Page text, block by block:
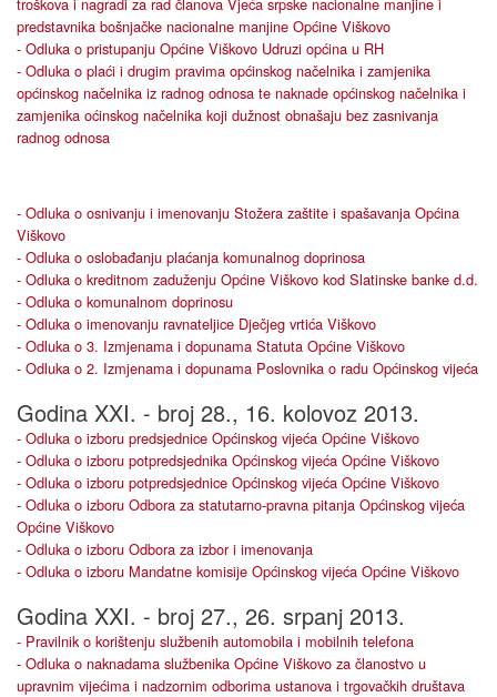
predstavnika bošnjačke nacionalne manjine Općine Viškovo
- Odluka o pristupanju Općine Viškovo Udruzi općina u RH
- Odluka o plaći i drugim pravima općinskog načelnika i zamjenika
općinskog načelnika iz radnog odnosa te naknade općinskog načelnika i
zamjenika oćinskog načelnika koji dužnost obnašaju bez zasnivanja
radnog odnosa
- Odluka o osnivanju i imenovanju Stožera zaštite i spašavanja Općina
Viškovo
- Odluka o oslobađanju plaćanja komunalnog doprinosa
- Odluka o kreditnom zaduženju Općine Viškovo kod Slatinske banke d.d.
- Odluka o komunalnom doprinosu
- Odluka o imenovanju ravnateljice Dječjeg vrtića Viškovo
- Odluka o 3. Izmjenama i dopunama Statuta Općine Viškovo
- Odluka o 2. Izmjenama i dopunama Poslovnika o radu Općinskog vijeća
Godina XXI. - broj 28., 16. kolovoz 2013.
- Odluka o izboru predsjednice Općinskog vijeća Općine Viškovo
- Odluka o izboru potpredsjednika Općinskog vijeća Općine Viškovo
- Odluka o izboru potpredsjednice Općinskog vijeća Općine Viškovo
- Odluka o izboru Odbora za statutarno-pravna pitanja Općinskog vijeća
Općine Viškovo
- Odluka o izboru Odbora za izbor i imenovanja
- Odluka o izboru Mandatne komisije Općinskog vijeća Općine Viškovo
Godina XXI. - broj 27., 26. srpanj 2013.
- Pravilnik o korištenju službenih automobila i mobilnih telefona
- Odluka o naknadama službenika Općine Viškovo za članostvo u
upravnim vijećima i nadzornim odborima ustanova i trgovačkih društava